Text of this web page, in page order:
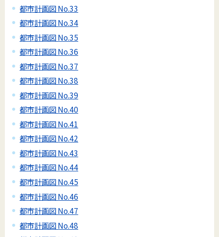
都市計画図 No.33
都市計画図 No.34
都市計画図 No.35
都市計画図 No.36
都市計画図 No.37
都市計画図 No.38
都市計画図 No.39
都市計画図 No.40
都市計画図 No.41
都市計画図 No.42
都市計画図 No.43
都市計画図 No.44
都市計画図 No.45
都市計画図 No.46
都市計画図 No.47
都市計画図 No.48